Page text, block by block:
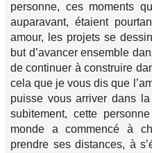
personne, ces moments
auparavant, étaient
amour, les projets se
but d’avancer ensemble
de continuer à construire
cela que je vous dis que
puisse vous arriver dans
subitement, cette
monde a commencé à
prendre ses distances, à